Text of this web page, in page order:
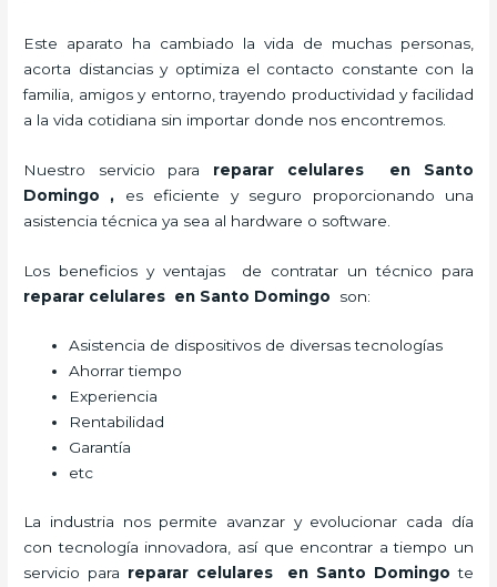
Este aparato ha cambiado la vida de muchas personas,
acorta distancias y optimiza el contacto constante con la
familia, amigos y entorno, trayendo productividad y facilidad
a la vida cotidiana sin importar donde nos encontremos.
Nuestro servicio para reparar celulares en Santo
Domingo
, es eficiente y seguro proporcionando una
asistencia técnica ya sea al hardware o software.
Los beneficios y ventajas de contratar un técnico para
reparar celulares en Santo Domingo
son:
Asistencia de dispositivos de diversas tecnologías
Ahorrar tiempo
Experiencia
Rentabilidad
Garantía
etc
La industria nos permite avanzar y evolucionar cada día
con tecnología innovadora, así que encontrar a tiempo un
servicio para reparar celulares en Santo Domingo te